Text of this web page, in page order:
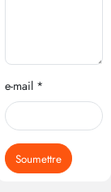
e-mail *
Soumettre